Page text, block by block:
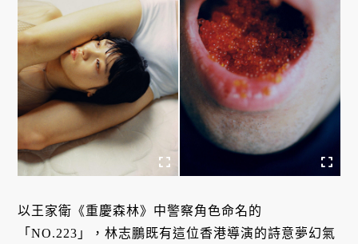
以王家衛《重慶森林》中警察角色命名的
「NO.223」，林志鵬既有這位香港導演的詩意夢幻氣